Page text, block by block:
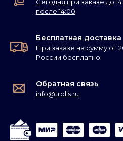
Сегодня при заказе до
после 14:00
Бесплатная доставка
При заказе на сумму от
России бесплатно
Обратная связь
info@trolls.ru